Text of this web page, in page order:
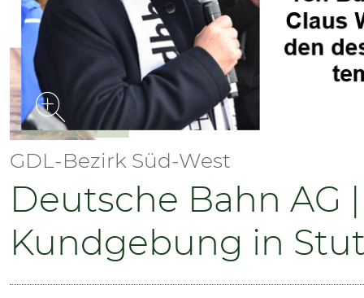
SERVICE
MITGLIEDSCHAFT
PRESSE
GDL-Bezirk Süd-West
Deutsche Bahn AG
Kundgebung in